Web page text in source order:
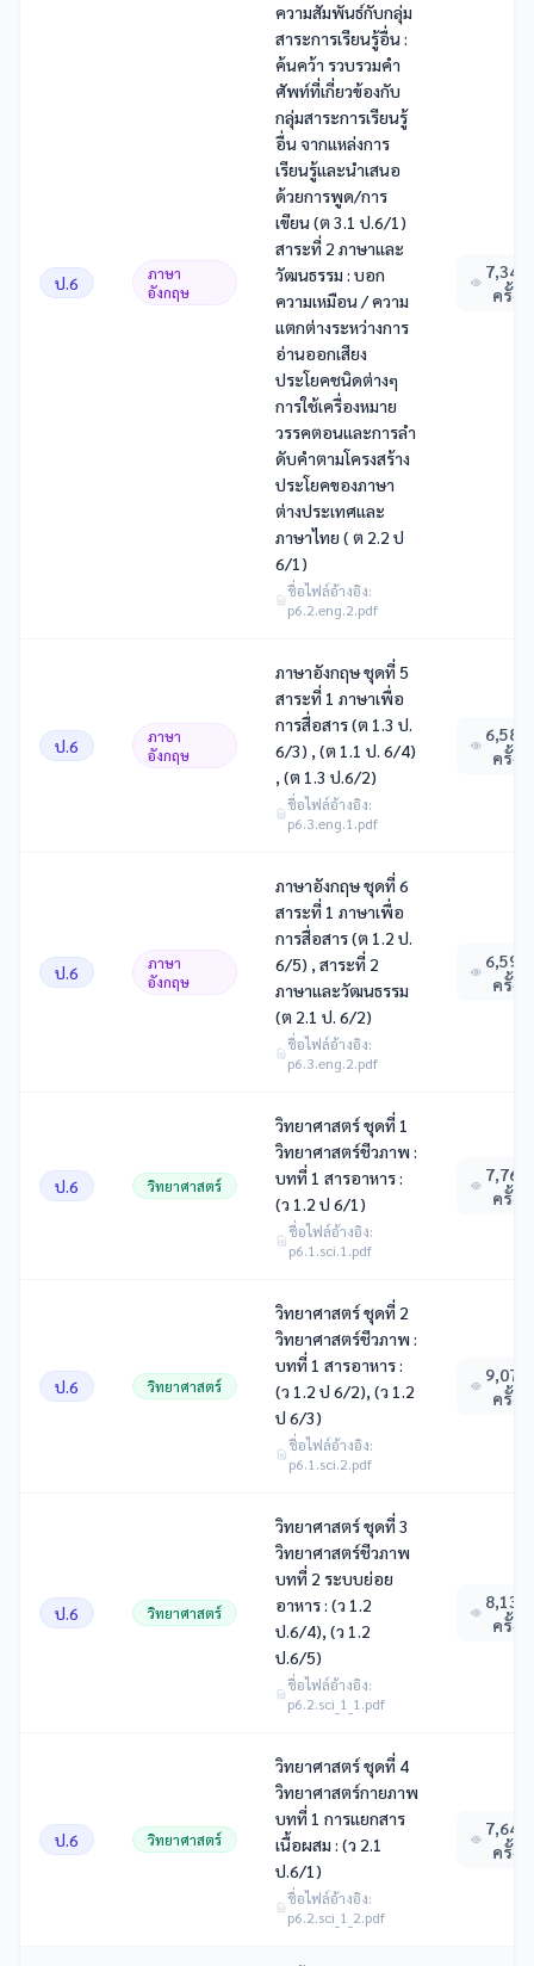
ป.6
ภาษา
อังกฤษ
ความสัมพันธ์กับกลุ่ม
สาระการเรียนรู้อื่น :
ค้นคว้า รวบรวมคํา
ศัพท์ที่เกี่ยวข้องกับ
กลุ่มสาระการเรียนรู้
อื่น จากแหล่งการ
เรียนรู้และนําเสนอ
ด้วยการพูด/การ
เขียน (ต 3.1 ป.6/1)
สาระที่ 2 ภาษาและ
วัฒนธรรม : บอก
ความเหมือน / ความ
แตกต่างระหว่างการ
อ่านออกเสียง
ประโยคชนิดต่างๆ
การใช้เครื่องหมาย
วรรคตอนและการลํา
ดับคําตามโครงสร้าง
ประโยคของภาษา
ต่างประเทศและ
ภาษาไทย ( ต 2.2 ป
6/1)
ชื่อไฟล์อ้างอิง:
p6.2.eng.2.pdf
7,343
ครั้ง
ป.6
ภาษา
อังกฤษ
ภาษาอังกฤษ ชุดที่ 5
สาระที่ 1 ภาษาเพื่อ
การสื่อสาร (ต 1.3 ป.
6/3) , (ต 1.1 ป. 6/4)
, (ต 1.3 ป.6/2)
ชื่อไฟล์อ้างอิง:
p6.3.eng.1.pdf
6,586
ครั้ง
ป.6
ภาษา
อังกฤษ
ภาษาอังกฤษ ชุดที่ 6
สาระที่ 1 ภาษาเพื่อ
การสื่อสาร (ต 1.2 ป.
6/5) , สาระที่ 2
ภาษาและวัฒนธรรม
(ต 2.1 ป. 6/2)
ชื่อไฟล์อ้างอิง:
p6.3.eng.2.pdf
6,593
ครั้ง
ป.6 วิทยาศาสตร์
วิทยาศาสตร์ ชุดที่ 1
วิทยาศาสตร์ชีวภาพ :
บทที่ 1 สารอาหาร :
(ว 1.2 ป 6/1)
ชื่อไฟล์อ้างอิง:
p6.1.sci.1.pdf
7,768
ครั้ง
ป.6 วิทยาศาสตร์
วิทยาศาสตร์ ชุดที่ 2
วิทยาศาสตร์ชีวภาพ :
บทที่ 1 สารอาหาร :
(ว 1.2 ป 6/2), (ว 1.2
ป 6/3)
ชื่อไฟล์อ้างอิง:
p6.1.sci.2.pdf
9,078
ครั้ง
ป.6 วิทยาศาสตร์
วิทยาศาสตร์ ชุดที่ 3
วิทยาศาสตร์ชีวภาพ
บทที่ 2 ระบบย่อย
อาหาร : (ว 1.2
ป.6/4), (ว 1.2
ป.6/5)
ชื่อไฟล์อ้างอิง:
p6.2.sci_1_1.pdf
8,132
ครั้ง
ป.6 วิทยาศาสตร์
วิทยาศาสตร์ ชุดที่ 4
วิทยาศาสตร์กายภาพ
บทที่ 1 การแยกสาร
เนื้อผสม : (ว 2.1
ป.6/1)
ชื่อไฟล์อ้างอิง:
p6.2.sci_1_2.pdf
7,640
ครั้ง